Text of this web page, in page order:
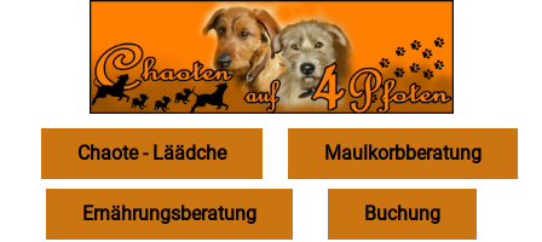
Chaote - Läädche
Buchung
Ernährungsberatung
Maulkorbberatung